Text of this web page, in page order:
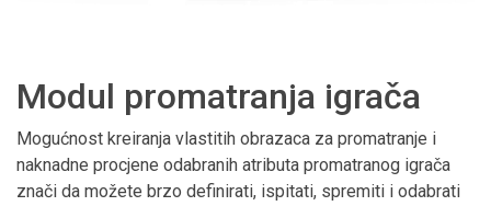
Modul promatranja igrača
Mogućnost kreiranja vlastitih obrazaca za promatranje i
naknadne procjene odabranih atributa promatranog igrača
znači da možete brzo definirati, ispitati, spremiti i odabrati